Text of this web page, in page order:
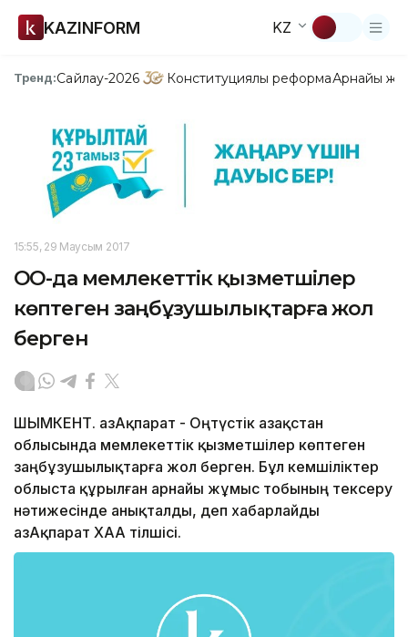
KAZINFORM KZ
Тренд:Сайлау-2026 Конституциялық реформаАрнайы
15:55, 29 Маусым 2017
ОҚО-да мемлекеттік қызметшілер
көптеген заңбұзушылықтарға жол
берген
ШЫМКЕНТ. ҚазАқпарат - Оңтүстік Қазақстан
облысында мемлекеттік қызметшілер көптеген
заңбұзушылықтарға жол берген. Бұл кемшіліктер
облыста құрылған арнайы жұмыс тобының тексеру
нәтижесінде анықталды, деп хабарлайды
ҚазАқпарат ХАА тілшісі.